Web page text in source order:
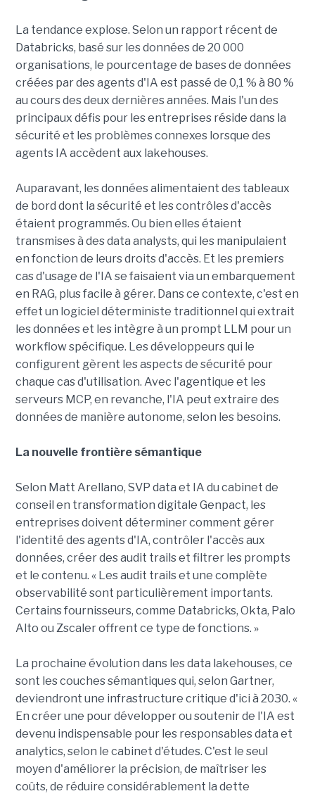
La tendance explose. Selon un rapport récent de
Databricks, basé sur les données de 20 000
organisations, le pourcentage de bases de données
créées par des agents d'IA est passé de 0,1 % à 80 %
au cours des deux dernières années. Mais l'un des
principaux défis pour les entreprises réside dans la
sécurité et les problèmes connexes lorsque des
agents IA accèdent aux lakehouses.
Auparavant, les données alimentaient des tableaux
de bord dont la sécurité et les contrôles d'accès
étaient programmés. Ou bien elles étaient
transmises à des data analysts, qui les manipulaient
en fonction de leurs droits d'accès. Et les premiers
cas d'usage de l'IA se faisaient via un embarquement
en RAG, plus facile à gérer. Dans ce contexte, c'est en
effet un logiciel déterministe traditionnel qui extrait
les données et les intègre à un prompt LLM pour un
workflow spécifique. Les développeurs qui le
configurent gèrent les aspects de sécurité pour
chaque cas d'utilisation. Avec l'agentique et les
serveurs MCP, en revanche, l'IA peut extraire des
données de manière autonome, selon les besoins.
La nouvelle frontière sémantique
Selon Matt Arellano, SVP data et IA du cabinet de
conseil en transformation digitale Genpact, les
entreprises doivent déterminer comment gérer
l'identité des agents d'IA, contrôler l'accès aux
données, créer des audit trails et filtrer les prompts
et le contenu. « Les audit trails et une complète
observabilité sont particulièrement importants.
Certains fournisseurs, comme Databricks, Okta, Palo
Alto ou Zscaler offrent ce type de fonctions. »
La prochaine évolution dans les data lakehouses, ce
sont les couches sémantiques qui, selon Gartner,
deviendront une infrastructure critique d'ici à 2030. «
En créer une pour développer ou soutenir de l'IA est
devenu indispensable pour les responsables data et
analytics, selon le cabinet d'études. C'est le seul
moyen d'améliorer la précision, de maîtriser les
coûts, de réduire considérablement la dette